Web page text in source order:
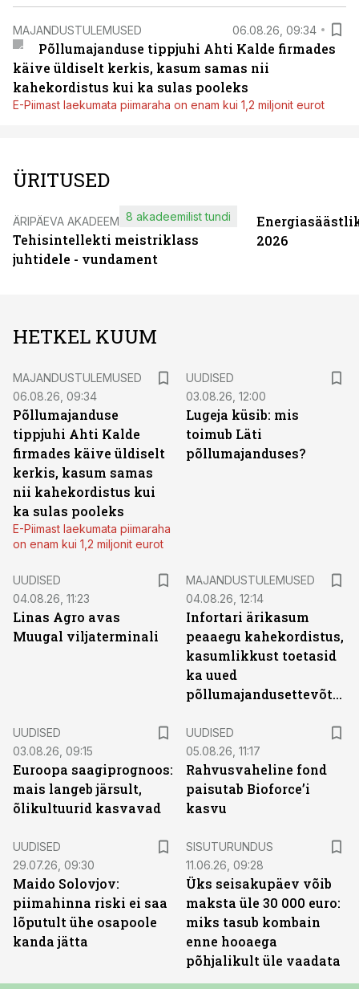
MAJANDUSTULEMUSED 06.08.26, 09:34
Põllumajanduse tippjuhi Ahti Kalde firmades
käive üldiselt kerkis, kasum samas nii
kahekordistus kui ka sulas pooleks
E-Piimast laekumata piimaraha on enam kui 1,2 miljonit eurot
ÜRITUSED
ÄRIPÄEVA AKADEEMIA
Tehisintellekti meistriklass
juhtidele - vundament
8 akadeemilist tundi
2026
HETKEL KUUM
MAJANDUSTULEMUSED
06.08.26, 09:34
Põllumajanduse
tippjuhi Ahti Kalde
firmades käive üldiselt
kerkis, kasum samas
nii kahekordistus kui
ka sulas pooleks
E-Piimast laekumata piimaraha
on enam kui 1,2 miljonit eurot
UUDISED
03.08.26, 12:00
Lugeja küsib: mis
toimub Läti
põllumajanduses?
UUDISED
04.08.26, 11:23
Linas Agro avas
Muugal viljaterminali
MAJANDUSTULEMUSED
04.08.26, 12:14
Infortari ärikasum
peaaegu kahekordistus,
kasumlikkust toetasid
ka uued
põllumajandusettevõtted
UUDISED
03.08.26, 09:15
Euroopa saagiprognoos:
mais langeb järsult,
õlikultuurid kasvavad
UUDISED
05.08.26, 11:17
Rahvusvaheline fond
paisutab Bioforce’i
kasvu
UUDISED
29.07.26, 09:30
Maido Solovjov:
piimahinna riski ei saa
lõputult ühe osapoole
kanda jätta
SISUTURUNDUS
11.06.26, 09:28
Üks seisakupäev võib
maksta üle 30 000 euro:
miks tasub kombain
enne hooaega
põhjalikult üle vaadata